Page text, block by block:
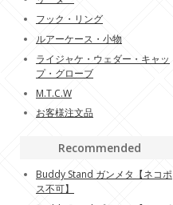
フック・リング
ルアーケース・小物
ライジャケ・ウェダー・キャッ
プ・グローブ
M.T.C.W
お客様注文品
Recommended
Buddy Stand ガンメタ【ネコポ
ス不可】